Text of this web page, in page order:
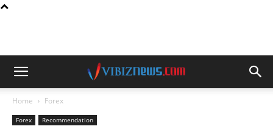
Home Forex
Forex Recommendation